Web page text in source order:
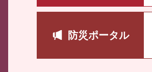
防災ポータル